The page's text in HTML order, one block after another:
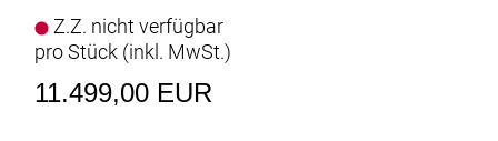
Gesamtgewicht des Setups niedrig.
- Das vibrationsdämpfende hintere IsoSpeed
schluckt ermüdende Straßenunebenheiten, damit
du lange Kilometer und härteste Rennen mit
Z.Z. nicht verfügbar
pro Stück (inkl. MwSt.)
11.499,00 EUR